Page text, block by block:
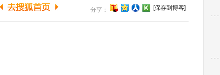
分享： [保存到博客]